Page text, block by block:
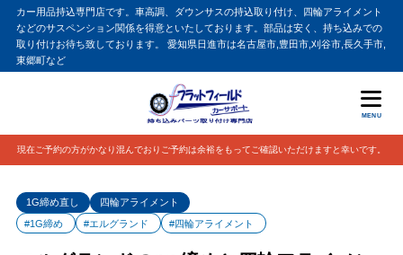
カー用品持込専門店です。車高調、ダウンサスの持込取り付け、四輪アライメント
などのサスペンション関係を得意といたしております。部品は安く、持ち込みでの
取り付けお待ち致しております。 愛知県日進市は名古屋市,豊田市,刈谷市,長久手市,
東郷町など
MENU
現在ご予約の方がかなり混んでおりご予約は余裕をもってご確認いただけますと幸いです。
1G締め直し
四輪アライメント
#1G締め
#エルグランド #四輪アライメント